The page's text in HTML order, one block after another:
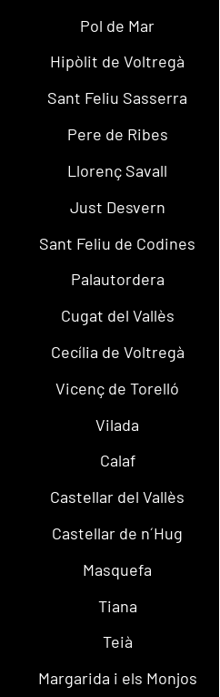
Pol de Mar
Hipòlit de Voltregà
Sant Feliu Sasserra
Pere de Ribes
Llorenç Savall
Just Desvern
Sant Feliu de Codines
Palautordera
Cugat del Vallès
Cecília de Voltregà
Vicenç de Torelló
Vilada
Calaf
Castellar del Vallès
Castellar de n´Hug
Masquefa
Tiana
Teià
Margarida i els Monjos